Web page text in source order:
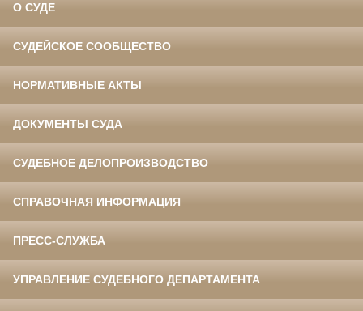
О СУДЕ
СУДЕЙСКОЕ СООБЩЕСТВО
НОРМАТИВНЫЕ АКТЫ
ДОКУМЕНТЫ СУДА
СУДЕБНОЕ ДЕЛОПРОИЗВОДСТВО
СПРАВОЧНАЯ ИНФОРМАЦИЯ
ПРЕСС-СЛУЖБА
УПРАВЛЕНИЕ СУДЕБНОГО ДЕПАРТАМЕНТА